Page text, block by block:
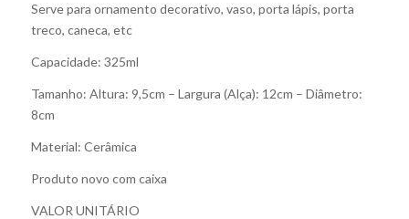
Serve para ornamento decorativo, vaso, porta lápis, porta
treco, caneca, etc
Capacidade: 325ml
Tamanho: Altura: 9,5cm – Largura (Alça): 12cm – Diâmetro:
8cm
Material: Cerâmica
Produto novo com caixa
VALOR UNITÁRIO